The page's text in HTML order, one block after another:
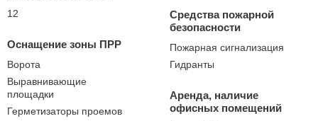
12
Оснащение зоны ПРР
Ворота
Выравнивающие
площадки
Герметизаторы проемов
Средства пожарной
безопасности
Пожарная сигнализация
Гидранты
Аренда, наличие
офисных помещений